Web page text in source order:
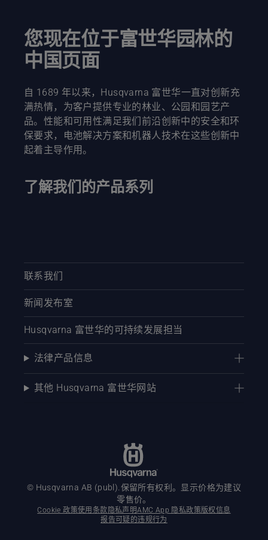
好的工作
方式，更
您现在位于富世华园林的
中国页面
自 1689 年以来，Husqvarna 富世华一直对创新充
满热情，为客户提供专业的林业、公园和园艺产
品。性能和可用性满足我们前沿创新中的安全和环
保要求，电池解决方案和机器人技术在这些创新中
起着主导作用。
了解我们的产品系列
联系我们
新闻发布室
Husqvarna 富世华的可持续发展担当
法律产品信息
其他 Husqvarna 富世华网站
© Husqvarna AB (publ).保留所有权利。显示价格为建议
零售价。
Cookie 政策使用条款 隐私声明AMC App 隐私政策版权信息
报告可疑的违规行为